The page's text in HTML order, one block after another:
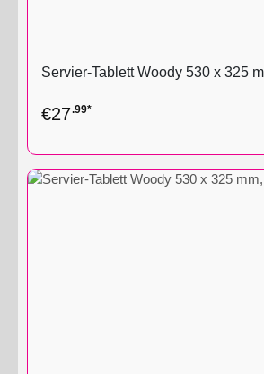
Servier-Tablett Woody 530 x 325
€27.99*